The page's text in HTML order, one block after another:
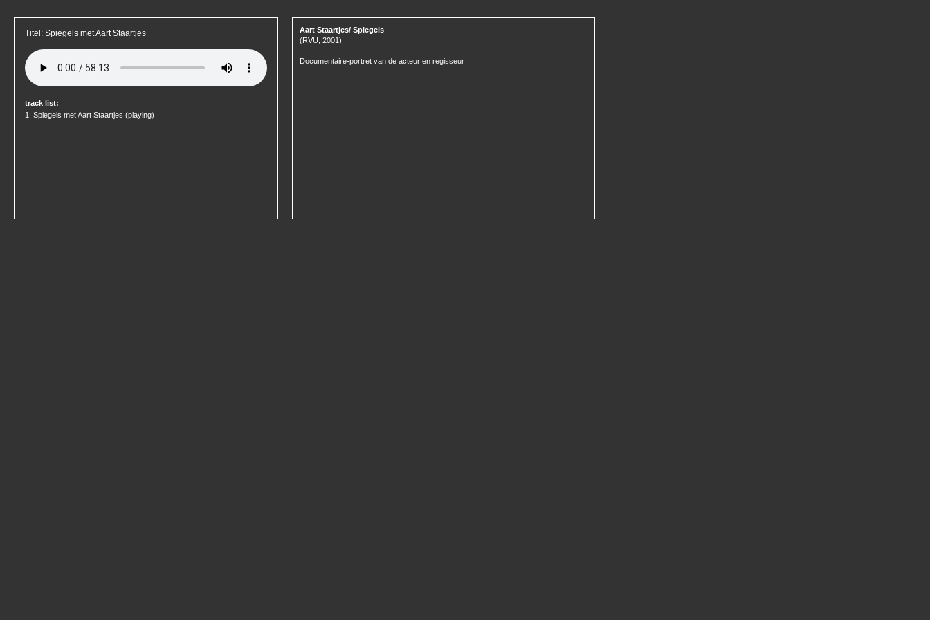
Titel: Spiegels met Aart Staartjes
track list:
1. Spiegels met Aart Staartjes (playing)
Aart Staartjes/ Spiegels
(RVU, 2001)
Documentaire-portret van de acteur en regisseur